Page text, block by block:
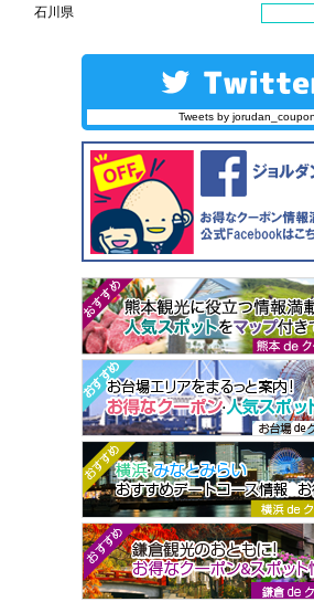
石川県
Tweets by jorudan_coupon